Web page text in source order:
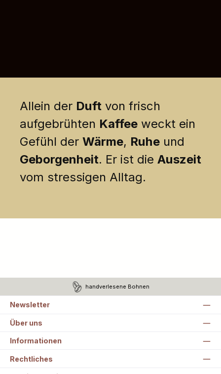
Allein der Duft von frisch
aufgebrühten Kaffee weckt ein
Gefühl der Wärme, Ruhe und
Geborgenheit. Er ist die Auszeit
vom stressigen Alltag.
handverlesene Bohnen
Newsletter
Über uns
Informationen
Rechtliches